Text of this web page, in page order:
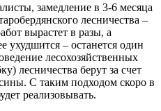
замедление в 3-6 месяца
лесничества –
вырастет в разы, а
ухудшится – останется один
лесохозяйственных
лесничества берут за счет
С таким подходом скоро в
реализовывать.